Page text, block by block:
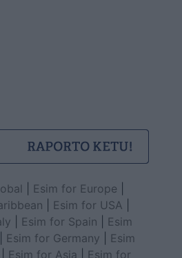
Esim for Europe
Esim for USA
Esim for Spain
Esim
Esim for Germany
Esim
Esim for Asia
Esim for